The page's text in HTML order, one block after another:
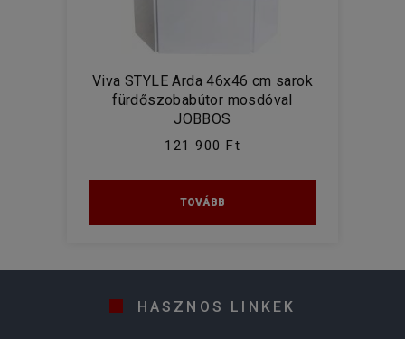
Viva STYLE Arda 46x46 cm sarok
fürdőszobabútor mosdóval
JOBBOS
121 900 Ft
TOVÁBB
HASZNOS LINKEK